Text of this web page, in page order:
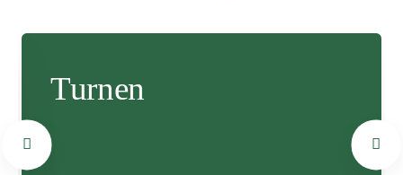
Turnen